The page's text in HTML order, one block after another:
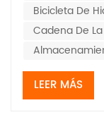
Bicicleta De
Cadena De
LEER MÁS